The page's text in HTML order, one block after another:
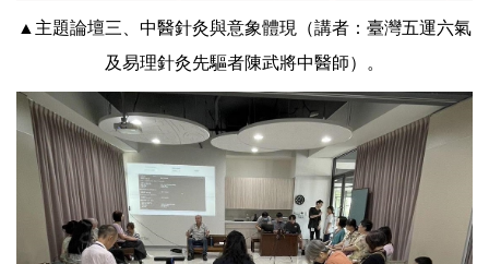
▲主題論壇三、中醫針灸與意象體現（講者：臺灣五運六氣
及易理針灸先驅者陳武將中醫師）。